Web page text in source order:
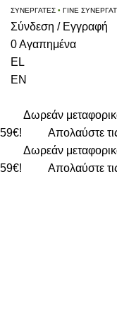
ΣΥΝΕΡΓΑΤΕΣ • ΓΙΝΕ
Σύνδεση / Εγγραφή
0Αγαπημένα
EL
EN
Δωρεάν
59€!
Απολαύστε
Δωρεάν
59€!
Απολαύστε